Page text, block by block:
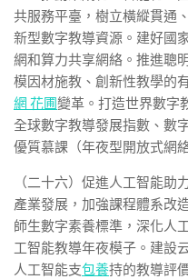
共服務平臺，樹立橫縱貫通
新型數字教導資源。建好國
網和算力共享網絡。推進聰
模因材施教、創新性教學的
網 花圃變革。打造世界數字
全球數字教導發展指數、數
優質慕課（年夜型開放式網
（二十六）促進人工智能助
產業發展，加強課程體系改
師生數字素養標準，深化人
工智能教導年夜模子。建設
人工智能支包養持的教導評